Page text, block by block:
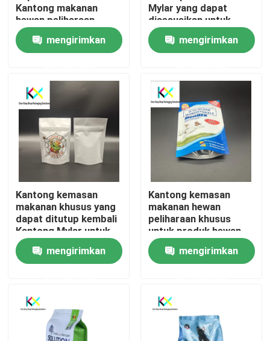
Produk
Tentang kami
Tur Pabrik
Kontrol kualitas
Hubungi Kami
Permintaan Penawaran
Kantong Plastik
Kantong kemasan yang dapat dikompos
Kantong makanan
hewan peliharaan
berdiri dengan jendela
yang jelas dan bubuk
protein
mengirimkan
Mylar yang dapat
disesuaikan untuk
perlindungan terhadap
kelembaban dan
cahaya
mengirimkan
Kantong kemasan
makanan khusus yang
dapat ditutup kembali
Kantong Mylar untuk
makanan
mengirimkan
Kantong kemasan
makanan hewan
peliharaan khusus
untuk produk hewan
peliharaan VMPET/PE
mengirimkan